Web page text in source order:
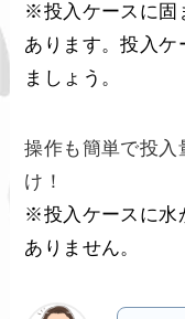
※投入ケースに固
あります。投入ケ
ましょう。
操作も簡単で投入
け！
※投入ケースに水
ありません。